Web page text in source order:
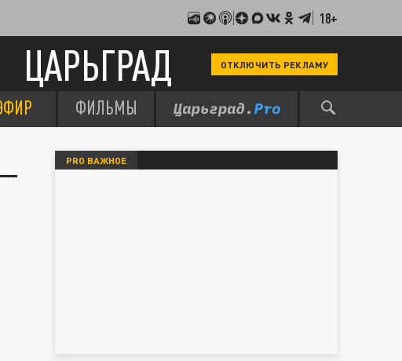
18+
ЦАРЬГРАД ОТКЛЮЧИТЬ РЕКЛАМУ
ФИЛЬМЫ
PRO ВАЖНОЕ